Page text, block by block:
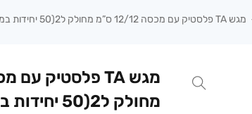
מגש TA פלסטיק עם מכסה 12/12 ס”מ מחולק ל2(50 יחידות במארז ) זהב
מחולק ל2(50 יחידות במארז ) זהב